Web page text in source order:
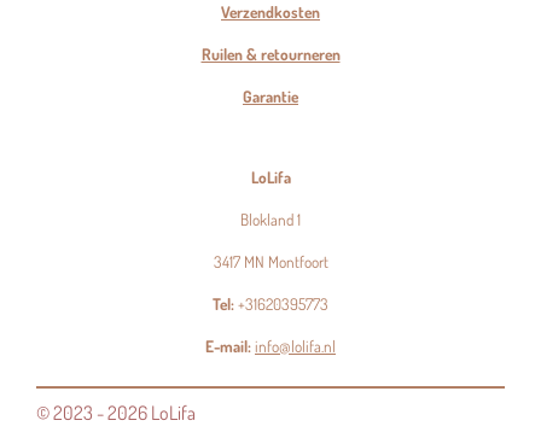
Verzendkosten
Ruilen & retourneren
Garantie
LoLifa
Blokland 1
3417 MN Montfoort
Tel:+31620395773
E-mail:info@lolifa.nl
© 2023 - 2026 LoLifa